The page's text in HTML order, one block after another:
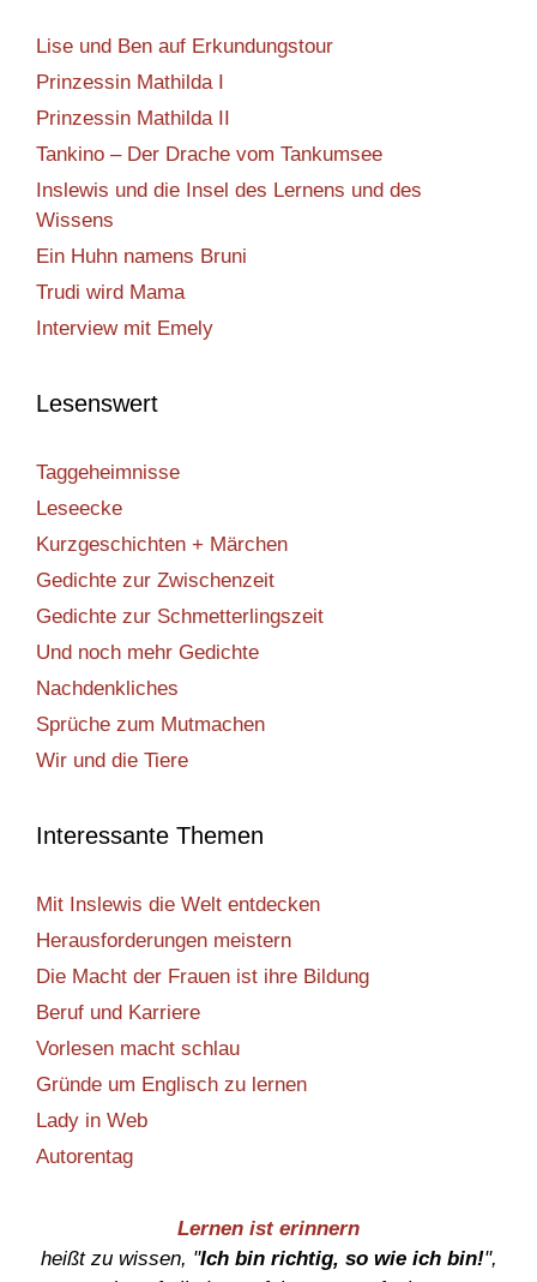
Lise und Ben auf Erkundungstour
Prinzessin Mathilda I
Prinzessin Mathilda II
Tankino – Der Drache vom Tankumsee
Inslewis und die Insel des Lernens und des
Wissens
Ein Huhn namens Bruni
Trudi wird Mama
Interview mit Emely
Lesenswert
Taggeheimnisse
Leseecke
Kurzgeschichten + Märchen
Gedichte zur Zwischenzeit
Gedichte zur Schmetterlingszeit
Und noch mehr Gedichte
Nachdenkliches
Sprüche zum Mutmachen
Wir und die Tiere
Interessante Themen
Mit Inslewis die Welt entdecken
Herausforderungen meistern
Die Macht der Frauen ist ihre Bildung
Beruf und Karriere
Vorlesen macht schlau
Gründe um Englisch zu lernen
Lady in Web
Autorentag
Lernen ist erinnern
heißt zu wissen, "Ich bin richtig, so wie ich bin!",